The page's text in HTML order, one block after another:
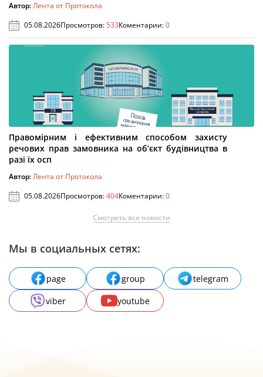
Автор:Лента от Протокола
05.08.2026Просмотров:533Коментарии:0
Правомірним і ефективним способом захисту
речових прав замовника на об’єкт будівництва в
разі їх осп
Автор:Лента от Протокола
05.08.2026Просмотров:404Коментарии:0
Смотреть все новости
Мы в социальных сетях:
page group
telegram
viber
youtube